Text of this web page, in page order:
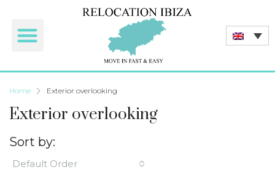
Home Exterior overlooking
Exterior overlooking
Sort by:
Default Order